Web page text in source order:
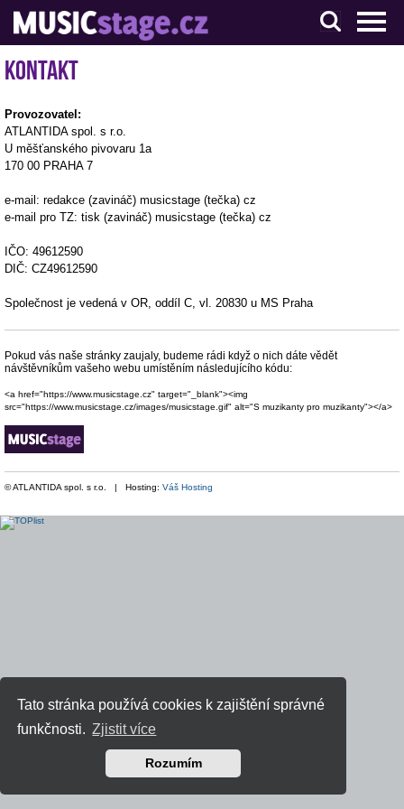
Tato stránka používá cookies k zajištění správné
funkčnosti. Zjistit více
Rozumím
S muzikanty pro muzikanty
Kontakt
Provozovatel:
ATLANTIDA spol. s r.o.
U měšťanského pivovaru 1a
170 00 PRAHA 7
e-mail: redakce (zavináč) musicstage (tečka) cz
e-mail pro TZ: tisk (zavináč) musicstage (tečka) cz
IČO: 49612590
DIČ: CZ49612590
Společnost je vedená v OR, oddíl C, vl. 20830 u MS Praha
Pokud vás naše stránky zaujaly, budeme rádi když o nich dáte vědět
návštěvníkům vašeho webu umístěním následujícího kódu:
<a href="https://www.musicstage.cz" target="_blank"><img
src="https://www.musicstage.cz/images/musicstage.gif" alt="S muzikanty pro muzikanty"></a>
© ATLANTIDA spol. s r.o. | Hosting: Váš Hosting